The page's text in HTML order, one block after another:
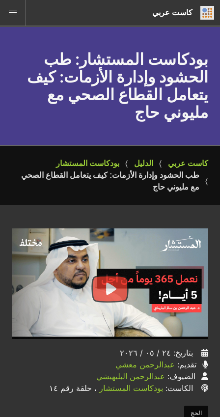
كاست عربي
بودكاست المستشار : طب
الحشود وإدارة الأزمات: كيف
يتعامل القطاع الصحي مع
مليوني حاج
كاست عربي الدليل
بودكاست المستشار
طب الحشود وإدارة الأزمات: كيف يتعامل القطاع الصحي
مع مليوني حاج
بتاريخ: ٢٤ / ٠٥ / ٢٠٢٦
تقديم: عبدالرحمن معشي
الضيوف: عبدالرحمن البليهيشي
الكاست: بودكاست المستشار ، حلقة رقم ١٤
الحج